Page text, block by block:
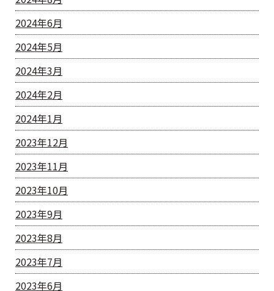
2024年6月
2024年5月
2024年3月
2024年2月
2024年1月
2023年12月
2023年11月
2023年10月
2023年9月
2023年8月
2023年7月
2023年6月